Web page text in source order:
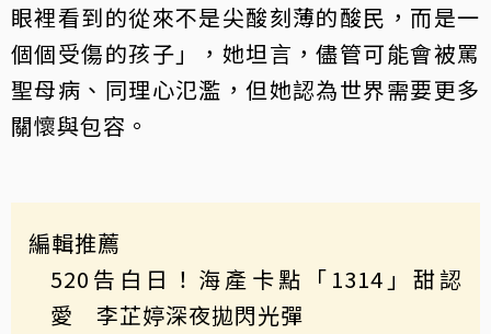
眼裡看到的從來不是尖酸刻薄的酸民，而是一
個個受傷的孩子」，她坦言，儘管可能會被罵
聖母病、同理心氾濫，但她認為世界需要更多
關懷與包容。
編輯推薦
520告白日！海產卡點「1314」甜認
愛 李芷婷深夜拋閃光彈